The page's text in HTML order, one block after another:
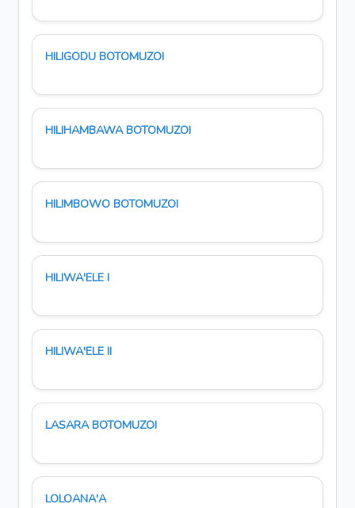
HILIGODU BOTOMUZOI
HILIHAMBAWA BOTOMUZOI
HILIMBOWO BOTOMUZOI
HILIWA'ELE I
HILIWA'ELE II
LASARA BOTOMUZOI
LOLOANA'A